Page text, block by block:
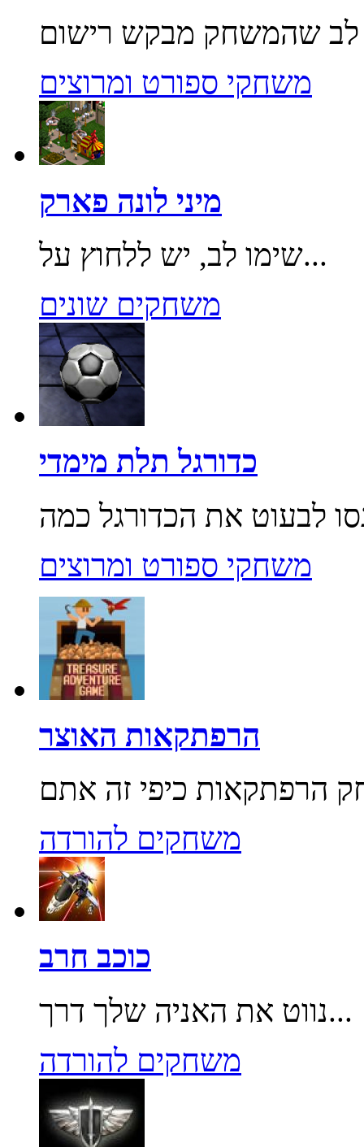
משחקי ספורט ומרוצים
מיני לונה פארק
שימו לב, יש ללחוץ על...
משחקים שונים
כדורגל תלת מימדי
משחקי ספורט ומרוצים
הרפתקאות האוצר
משחקים להורדה
כוכב חרב
נווט את האניה שלך דרך...
משחקים להורדה